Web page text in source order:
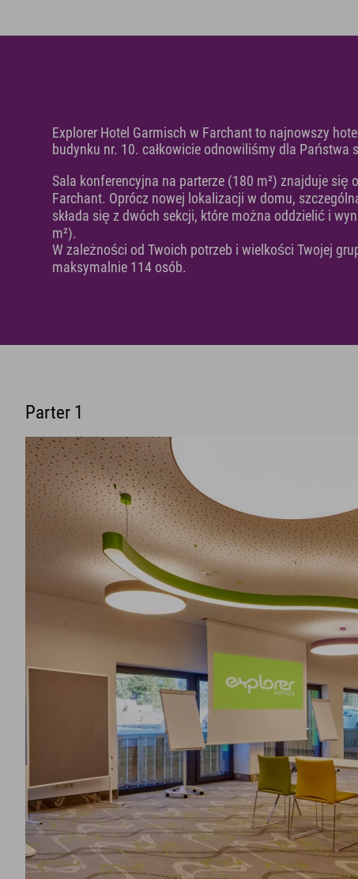
Explorer Hotel Garmisch w Farchant to najnowszy
budynku nr. 10. całkowicie odnowiliśmy dla Państwa
Sala konferencyjna na parterze (180 m²) znajduje się
Farchant. Oprócz nowej lokalizacji w domu,
składa się z dwóch sekcji, które można oddzielić i
m²).
W zależności od Twoich potrzeb i wielkości Twojej
maksymalnie 114 osób.
Parter 1